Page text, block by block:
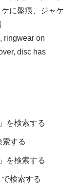
に盤痕、ジャケ
ringwear on
disc has
」を検索する
索する
」を検索する
で検索する